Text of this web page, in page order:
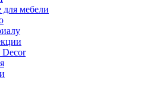
мебели
Decor